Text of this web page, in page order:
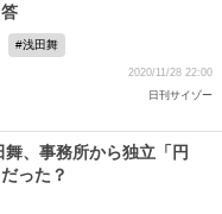
浅田舞
2020/11/28 22:00
日刊サイゾー
、事務所から独立「円
った？